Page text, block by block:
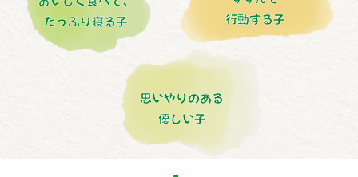
たっぷり寝る子
行動する子
思いやりのある
優しい子